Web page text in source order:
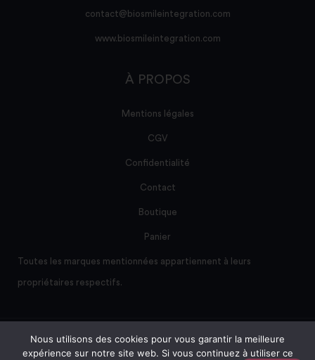
contact@biosmileintegration.com
www.biosmileintegration.com
À PROPOS
Mentions légales
CGV
Confidentialité
Contact
Boutique
Panier
Toutes les marques mentionnées appartiennent à leurs
propriétaires respectifs.
Site créé et maintenu par AD/sum
Nous utilisons des cookies pour vous garantir la meilleure
expérience sur notre site web. Si vous continuez à utiliser ce